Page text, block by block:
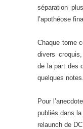
séparation
l’apothéose
Chaque tome
divers
de la part des
quelques notes.
Pour
publiés dans la
relaunch de